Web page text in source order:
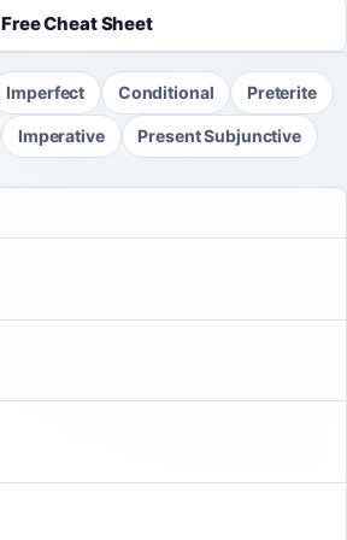
Free Cheat Sheet
Imperfect Conditional Preterite
Imperative Present Subjunctive